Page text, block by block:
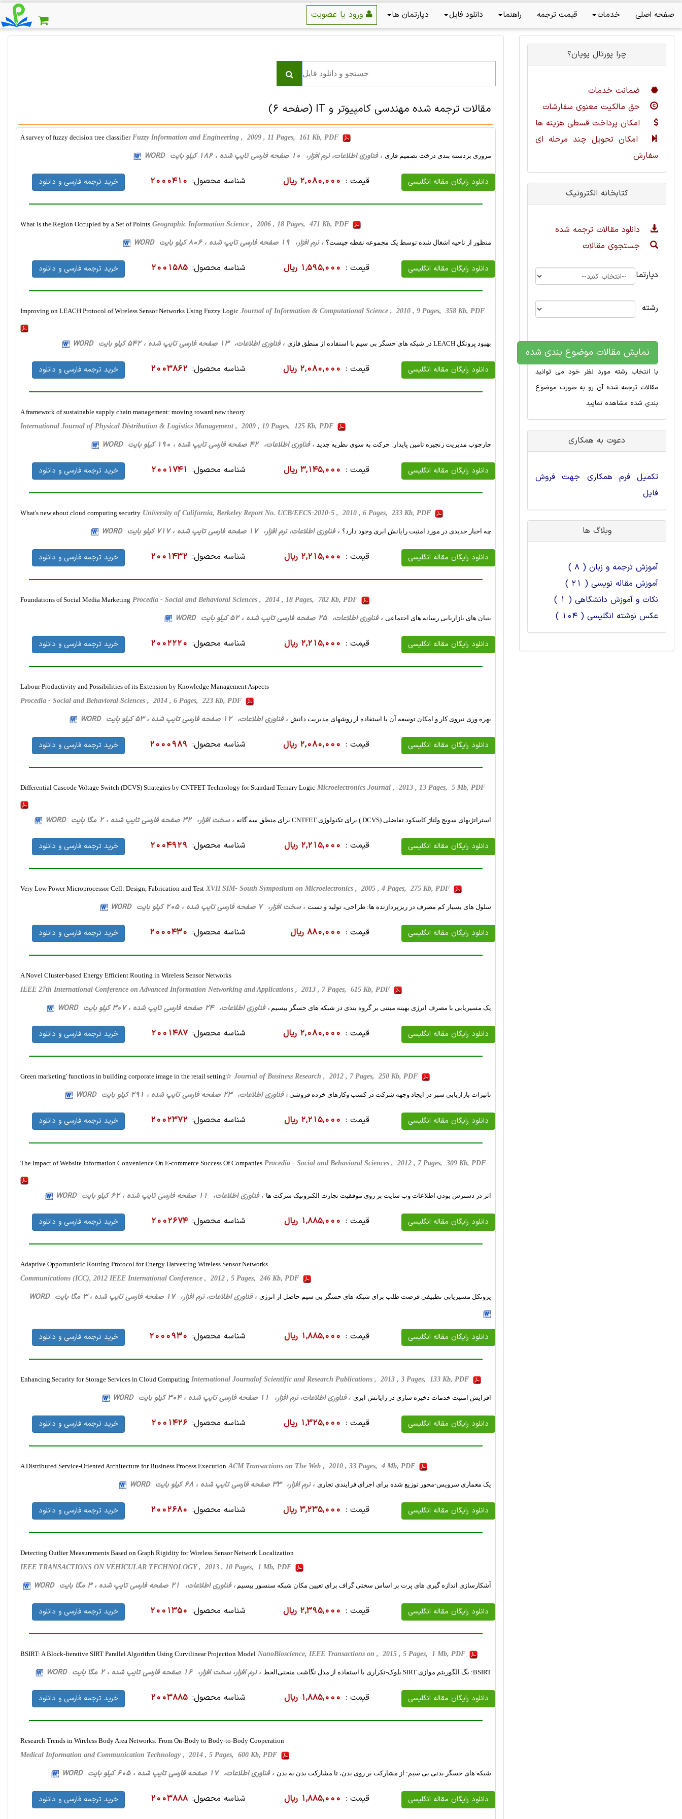
صفحه اصلی خدمات قیمت ترجمه راهنما دانلود فایل دپارتمان ها
مقالات ترجمه شده مهندسی کامپیوتر و IT (صفحه 6)
A survey of fuzzy decision tree classifier Fuzzy Information and Engineering , 2009 , 11 Pages, 161 Kb, PDF
مروری بردسته بندی درخت تصمیم فازی ، فناوری اطلاعات، نرم افزار، 10 صفحه فارسی تایپ شده ، 186 کیلو بایت WORD
دانلود رایگان مقاله انگلیسی قیمت : 2,080,000 ریال شناسه محصول: 2000410 خرید ترجمه فارسی و دانلود
What Is the Region Occupied by a Set of Points Geographic Information Science , 2006 , 18 Pages, 471 Kb, PDF
منظور از ناحیه اشغال شده توسط یک مجموعه نقطه چیست؟ ، نرم افزار، 19 صفحه فارسی تایپ شده ، 806 کیلو بایت WORD
دانلود رایگان مقاله انگلیسی قیمت : 1,595,000 ریال شناسه محصول: 2001585 خرید ترجمه فارسی و دانلود
Improving on LEACH Protocol of Wireless Sensor Networks Using Fuzzy Logic Journal of Information & Computational Science , 2010 , 9 Pages, 358 Kb, PDF
بهبود پروتکل LEACH در شبکه های حسگر بی سیم با استفاده از منطق فازی ، فناوری اطلاعات، 13 صفحه فارسی تایپ شده ، 542 کیلو بایت WORD
دانلود رایگان مقاله انگلیسی قیمت : 2,080,000 ریال شناسه محصول: 2003862 خرید ترجمه فارسی و دانلود
A framework of sustainable supply chain management: moving toward new theory
International Journal of Physical Distribution & Logistics Management , 2009 , 19 Pages, 125 Kb, PDF
چارچوب مدیریت زنجیره تامین پایدار: حرکت به سوی نظریه جدید ، فناوری اطلاعات، 42 صفحه فارسی تایپ شده ، 190 کیلو بایت WORD
دانلود رایگان مقاله انگلیسی قیمت : 3,145,000 ریال شناسه محصول: 2001741 خرید ترجمه فارسی و دانلود
What's new about cloud computing security University of California, Berkeley Report No. UCB/EECS-2010-5 , 2010 , 6 Pages, 233 Kb, PDF
چه اخبار جدیدی در مورد امنیت رایانش ابری وجود دارد؟ ، فناوری اطلاعات، نرم افزار، 17 صفحه فارسی تایپ شده ، 717 کیلو بایت WORD
دانلود رایگان مقاله انگلیسی قیمت : 2,215,000 ریال شناسه محصول: 2001432 خرید ترجمه فارسی و دانلود
Foundations of Social Media Marketing Procedia - Social and Behavioral Sciences , 2014 , 18 Pages, 782 Kb, PDF
بنیان های بازاریابی رسانه های اجتماعی ، فناوری اطلاعات، 25 صفحه فارسی تایپ شده ، 52 کیلو بایت WORD
دانلود رایگان مقاله انگلیسی قیمت : 2,215,000 ریال شناسه محصول: 2002220 خرید ترجمه فارسی و دانلود
Labour Productivity and Possibilities of its Extension by Knowledge Management Aspects
Procedia - Social and Behavioral Sciences , 2014 , 6 Pages, 223 Kb, PDF
بهره وری نیروی کار و امکان توسعه آن با استفاده از روشهای مدیریت دانش ، فناوری اطلاعات، 12 صفحه فارسی تایپ شده ، 53 کیلو بایت WORD
دانلود رایگان مقاله انگلیسی قیمت : 2,080,000 ریال شناسه محصول: 2000989 خرید ترجمه فارسی و دانلود
Differential Cascode Voltage Switch (DCVS) Strategies by CNTFET Technology for Standard Ternary Logic Microelectronics Journal , 2013 , 13 Pages, 5 Mb, PDF
استراتژیهای سویچ ولتاژ کاسکود تفاضلی (DCVS ) برای تکنولوژی CNTFET برای منطق سه گانه ، سخت ‌افزار، 32 صفحه فارسی تایپ شده ، 2 مگا بایت WORD
دانلود رایگان مقاله انگلیسی قیمت : 2,215,000 ریال شناسه محصول: 2004929 خرید ترجمه فارسی و دانلود
Very Low Power Microprocessor Cell: Design, Fabrication and Test XVII SIM- South Symposium on Microelectronics , 2005 , 4 Pages, 275 Kb, PDF
سلول های بسیار کم مصرف در ریزپردازنده ها: طراحی، تولید و تست ، سخت ‌افزار، 7 صفحه فارسی تایپ شده ، 205 کیلو بایت WORD
دانلود رایگان مقاله انگلیسی قیمت : 880,000 ریال شناسه محصول: 2000430 خرید ترجمه فارسی و دانلود
A Novel Cluster-based Energy Efficient Routing in Wireless Sensor Networks
IEEE 27th International Conference on Advanced Information Networking and Applications , 2013 , 7 Pages, 615 Kb, PDF
یک مسیریابی با مصرف انرژی بهینه مبتنی بر گروه بندی در شبکه های حسگر بیسیم ، فناوری اطلاعات، 24 صفحه فارسی تایپ شده ، 307 کیلو بایت WORD
دانلود رایگان مقاله انگلیسی قیمت : 2,080,000 ریال شناسه محصول: 2001487 خرید ترجمه فارسی و دانلود
Green marketing' functions in building corporate image in the retail setting☆ Journal of Business Research , 2012 , 7 Pages, 250 Kb, PDF
تاثیرات بازاریابی سبز در ایجاد وجهه شرکت در کسب وکارهای خرده فروشی ، فناوری اطلاعات، 23 صفحه فارسی تایپ شده ، 291 کیلو بایت WORD
دانلود رایگان مقاله انگلیسی قیمت : 2,215,000 ریال شناسه محصول: 2002372 خرید ترجمه فارسی و دانلود
The Impact of Website Information Convenience On E-commerce Success Of Companies Procedia - Social and Behavioral Sciences , 2012 , 7 Pages, 309 Kb, PDF
اثر در دسترس بودن اطلاعات وب سایت بر روی موفقیت تجارت الکترونیک شرکت ها ، فناوری اطلاعات، 11 صفحه فارسی تایپ شده ، 62 کیلو بایت WORD
دانلود رایگان مقاله انگلیسی قیمت : 1,885,000 ریال شناسه محصول: 2002674 خرید ترجمه فارسی و دانلود
Adaptive Opportunistic Routing Protocol for Energy Harvesting Wireless Sensor Networks
Communications (ICC), 2012 IEEE International Conference , 2012 , 5 Pages, 246 Kb, PDF
پروتکل مسیریابی تطبیقی فرصت طلب برای شبکه های حسگر بی سیم حاصل از انرژی ، فناوری اطلاعات، نرم افزار، 17 صفحه فارسی تایپ شده ، 3 مگا بایت WORD
دانلود رایگان مقاله انگلیسی قیمت : 1,885,000 ریال شناسه محصول: 2000930 خرید ترجمه فارسی و دانلود
Enhancing Security for Storage Services in Cloud Computing International Journalof Scientific and Research Publications , 2013 , 3 Pages, 133 Kb, PDF
افزایش امنیت خدمات ذخیره سازی در رایانش ابری ، فناوری اطلاعات، نرم افزار، 11 صفحه فارسی تایپ شده ، 304 کیلو بایت WORD
دانلود رایگان مقاله انگلیسی قیمت : 1,325,000 ریال شناسه محصول: 2001426 خرید ترجمه فارسی و دانلود
A Distributed Service-Oriented Architecture for Business Process Execution ACM Transactions on The Web , 2010 , 33 Pages, 4 Mb, PDF
یک معماری سرویس-محور توزیع شده برای اجرای فرایندی تجاری ، نرم افزار، 33 صفحه فارسی تایپ شده ، 68 کیلو بایت WORD
دانلود رایگان مقاله انگلیسی قیمت : 3,235,000 ریال شناسه محصول: 2002680 خرید ترجمه فارسی و دانلود
Detecting Outlier Measurements Based on Graph Rigidity for Wireless Sensor Network Localization
IEEE TRANSACTIONS ON VEHICULAR TECHNOLOGY , 2013 , 10 Pages, 1 Mb, PDF
آشکارسازی اندازه گیری های پرت بر اساس سختی گراف برای تعیین مکان شبکه سنسور بیسیم ، فناوری اطلاعات، 21 صفحه فارسی تایپ شده ، 3 مگا بایت WORD
دانلود رایگان مقاله انگلیسی قیمت : 2,395,000 ریال شناسه محصول: 2001350 خرید ترجمه فارسی و دانلود
BSIRT: A Block-Iterative SIRT Parallel Algorithm Using Curvilinear Projection Model NanoBioscience, IEEE Transactions on , 2015 , 5 Pages, 1 Mb, PDF
BSIRT: یگ الگوریتم موازی SIRT بلوک-تکراری با استفاده از مدل نگاشت منحنی‌الخط ، نرم افزار، سخت ‌افزار، 16 صفحه فارسی تایپ شده ، 2 مگا بایت WORD
دانلود رایگان مقاله انگلیسی قیمت : 1,885,000 ریال شناسه محصول: 2003885 خرید ترجمه فارسی و دانلود
Research Trends in Wireless Body Area Networks: From On-Body to Body-to-Body Cooperation
Medical Information and Communication Technology , 2014 , 5 Pages, 600 Kb, PDF
شبکه های حسگر بدنی بی سیم: از مشارکت بر روی بدن، تا مشارکت بدن به بدن ، فناوری اطلاعات، 17 صفحه فارسی تایپ شده ، 605 کیلو بایت WORD
دانلود رایگان مقاله انگلیسی قیمت : 1,885,000 ریال شناسه محصول: 2003888 خرید ترجمه فارسی و دانلود
چرا پورتال پویان؟
ضمانت خدمات
حق مالکیت معنوی سفارشات
امکان پرداخت قسطی هزینه ها
امکان تحویل چند مرحله ای
سفارش
کتابخانه الکترونیک
دانلود مقالات ترجمه شده
جستجوی مقالات
دپارتمان
رشته
نمایش مقالات موضوع بندی شده
با انتخاب رشته مورد نظر خود می توانید
مقالات ترجمه شده آن رو به صورت موضوع
بندی شده مشاهده نمایید
دعوت به همکاری
تکمیل فرم همکاری جهت فروش
فایل
وبلاگ ها
آموزش ترجمه و زبان ( 8 )
آموزش مقاله نویسی ( 21 )
نکات و آموزش دانشگاهی ( 1 )
عکس نوشته انگلیسی ( 104 )